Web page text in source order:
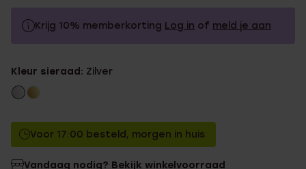
Krijg 10% memberkorting Log in of meld je aan
Zonder memberkorting
Kleur sieraad: Zilver
Voor 17:00 besteld, morgen in huis
Vandaag nodig? Bekijk winkelvoorraad